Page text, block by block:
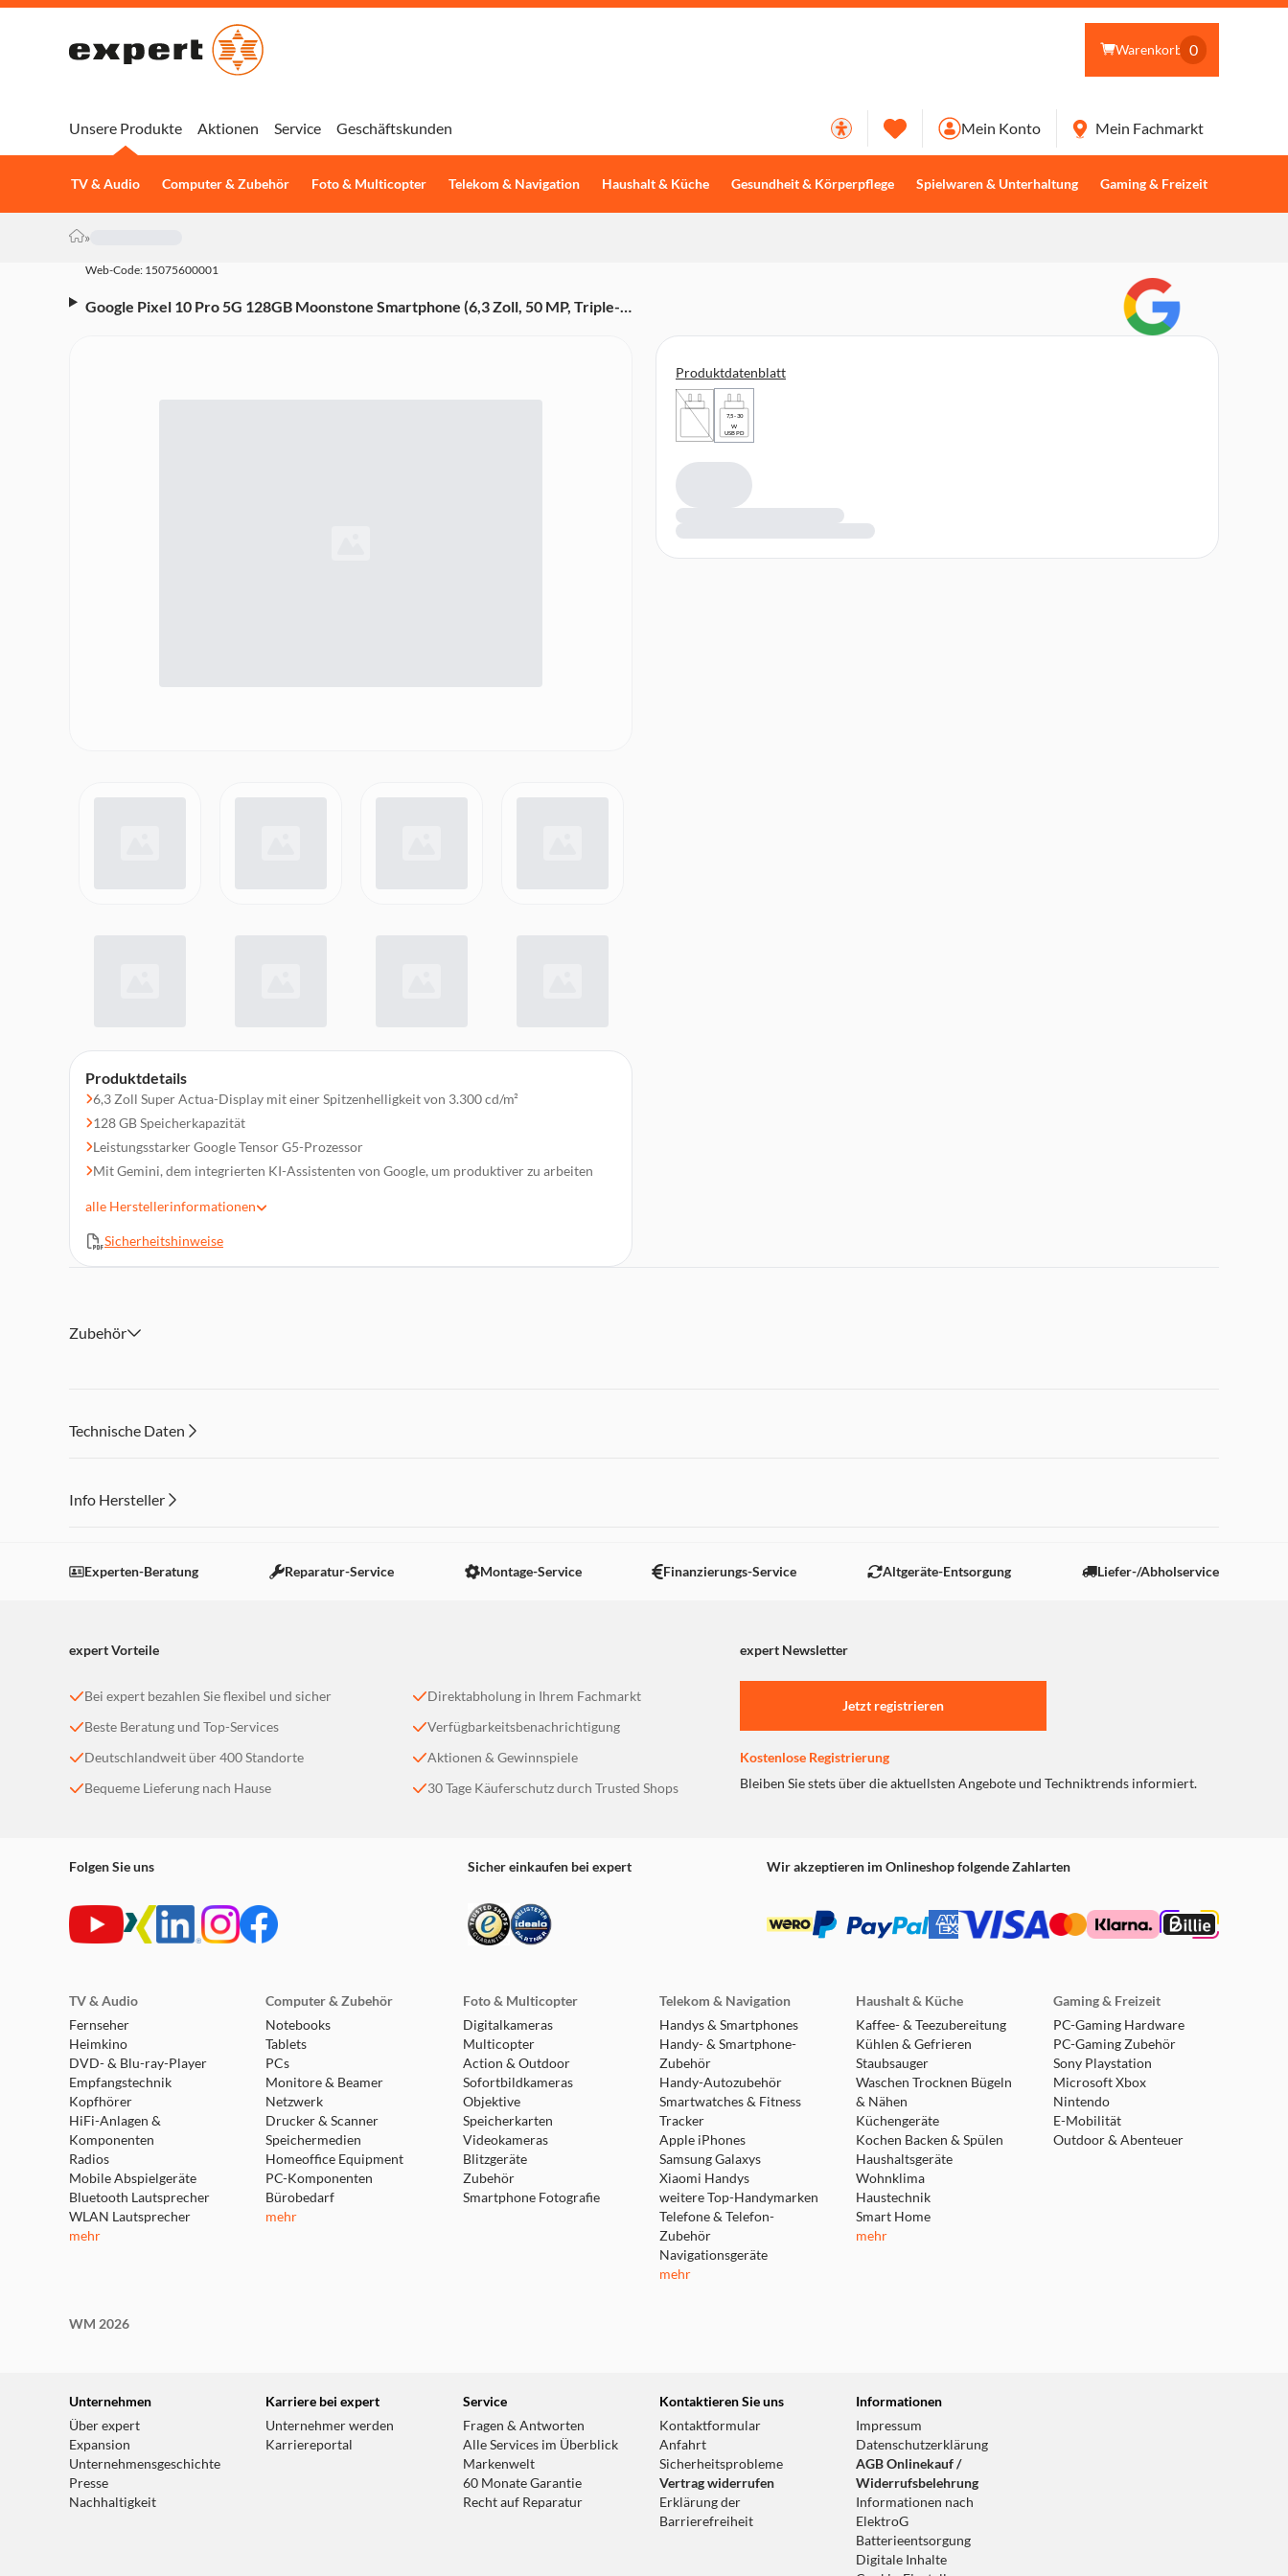
Warenkorb 0
Unsere Produkte
TV & Audio Computer & Zubehör Foto & Multicopter Telekom & Navigation Haushalt & Küche Gesundheit & Körperpflege Spielwaren & Unterhaltung Gaming & Freizeit
Aktionen Service Geschäftskunden Mein Konto Mein Fachmarkt
»
Web-Code: 15075600001
Google Pixel 10 Pro 5G 128GB Moonstone Smartphone (6,3 Zoll, 50 MP, Triple-
Produktdetails
6,3 Zoll Super Actua-Display mit einer Spitzenhelligkeit von 3.300 cd/m²
128 GB Speicherkapazität
Leistungsstarker Google Tensor G5-Prozessor
Mit Gemini, dem integrierten KI-Assistenten von Google, um produktiver zu arbeiten
Fotos ganz einfach aufnehmen und bearbeiten dank Google AI: mit bis zu 100-fachem
Pro-Resolution-Zoom und Funktionen wie Kamera-Coach und Beste Aufnahme
Betriebssystem- und Sicherheitsupdates sowie neue Funktionen mit Pixel Drops für 7
alle Herstellerinformationen
Sicherheitshinweise
Produktdatenblatt
7,5 - 30
W
USB PD
Zubehör
Technische Daten
Info Hersteller
Einstellungen anpassen
Experten-Beratung Reparatur-Service Montage-Service Finanzierungs-Service Altgeräte-Entsorgung Liefer-/Abholservice
expert Vorteile expert Newsletter
Bei expert bezahlen Sie flexibel und sicher
Beste Beratung und Top-Services
Deutschlandweit über 400 Standorte
Bequeme Lieferung nach Hause
Direktabholung in Ihrem Fachmarkt
Verfügbarkeitsbenachrichtigung
Aktionen & Gewinnspiele
30 Tage Käuferschutz durch Trusted Shops
Jetzt registrieren
Kostenlose Registrierung
Bleiben Sie stets über die aktuellsten Angebote und Techniktrends informiert.
Folgen Sie uns Sicher einkaufen bei expert Wir akzeptieren im Onlineshop folgende Zahlarten
TV & Audio
Fernseher
Heimkino
DVD- & Blu-ray-Player
Empfangstechnik
Kopfhörer
HiFi-Anlagen &
Komponenten
Radios
Mobile Abspielgeräte
Bluetooth Lautsprecher
WLAN Lautsprecher
mehr
Computer & Zubehör
Notebooks
Tablets
PCs
Monitore & Beamer
Netzwerk
Drucker & Scanner
Speichermedien
Homeoffice Equipment
PC-Komponenten
Bürobedarf
mehr
Foto & Multicopter
Digitalkameras
Multicopter
Action & Outdoor
Sofortbildkameras
Objektive
Speicherkarten
Videokameras
Blitzgeräte
Zubehör
Smartphone Fotografie
Telekom & Navigation
Handys & Smartphones
Handy- & Smartphone-
Zubehör
Handy-Autozubehör
Smartwatches & Fitness
Tracker
Apple iPhones
Samsung Galaxys
Xiaomi Handys
weitere Top-Handymarken
Telefone & Telefon-
Zubehör
Navigationsgeräte
mehr
Haushalt & Küche
Kaffee- & Teezubereitung
Kühlen & Gefrieren
Staubsauger
Waschen Trocknen Bügeln
& Nähen
Küchengeräte
Kochen Backen & Spülen
Haushaltsgeräte
Wohnklima
Haustechnik
Smart Home
mehr
Gaming & Freizeit
PC-Gaming Hardware
PC-Gaming Zubehör
Sony Playstation
Microsoft Xbox
Nintendo
E-Mobilität
Outdoor & Abenteuer
WM 2026
Unternehmen
Über expert
Expansion
Unternehmensgeschichte
Presse
Nachhaltigkeit
Karriere bei expert
Unternehmer werden
Karriereportal
Service
Fragen & Antworten
Alle Services im Überblick
Markenwelt
60 Monate Garantie
Recht auf Reparatur
Kontaktieren Sie uns
Kontaktformular
Anfahrt
Sicherheitsprobleme
Vertrag widerrufen
Erklärung der
Barrierefreiheit
Informationen
Impressum
Datenschutzerklärung
AGB Onlinekauf /
Widerrufsbelehrung
Informationen nach
ElektroG
Batterieentsorgung
Digitale Inhalte